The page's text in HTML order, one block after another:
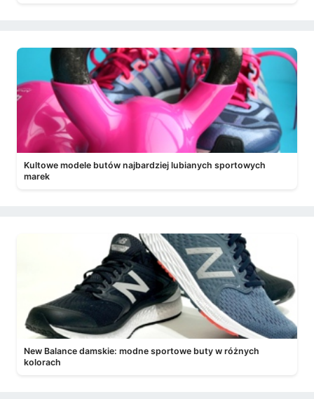
Kultowe modele butów najbardziej lubianych sportowych
marek
New Balance damskie: modne sportowe buty w różnych
kolorach